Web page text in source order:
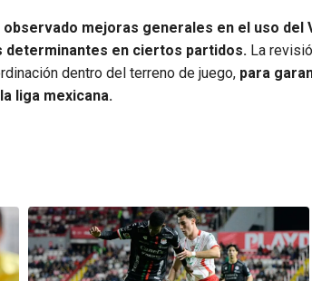
observado mejoras generales en el uso
en ciertos partidos. La
dentro del terreno de juego, para
liga mexicana.